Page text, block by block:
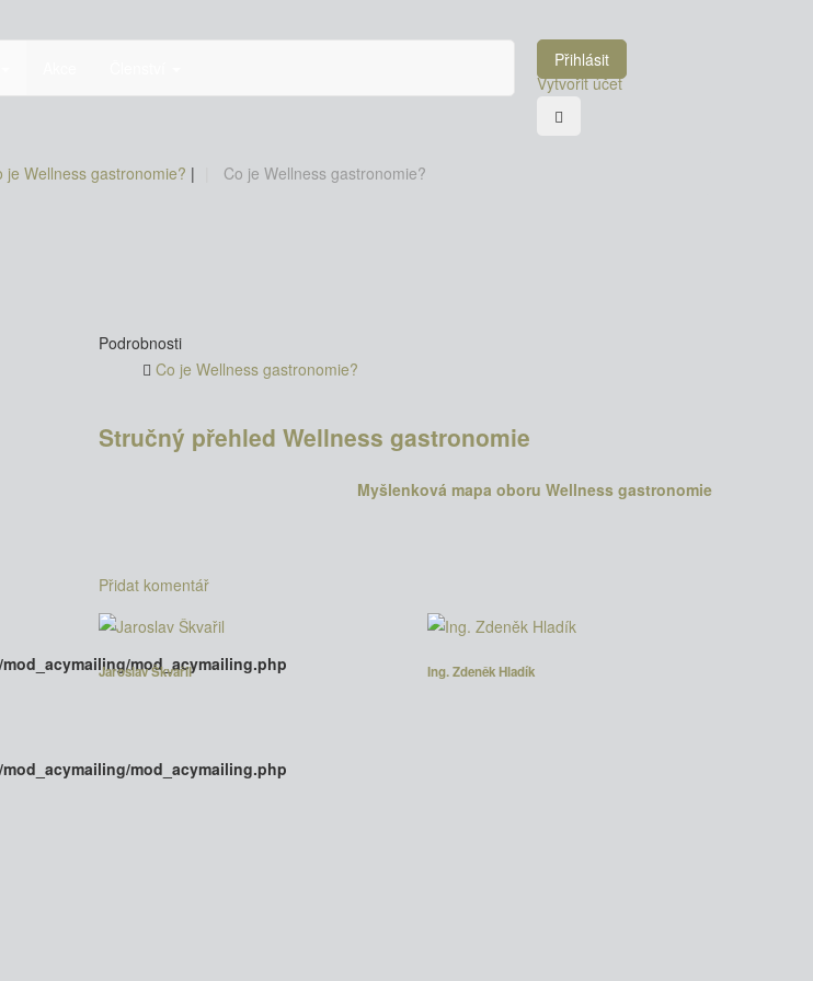
Přihlásit
Vytvořit účet
je Wellness gastronomie? | Co je Wellness gastronomie?
Podrobnosti
Co je Wellness gastronomie?
Stručný přehled Wellness gastronomie
Myšlenková mapa oboru Wellness gastronomie
Přidat komentář
mod_acymailing.php
mod_acymailing.php
Jaroslav Škvařil Ing. Zdeněk Hladík